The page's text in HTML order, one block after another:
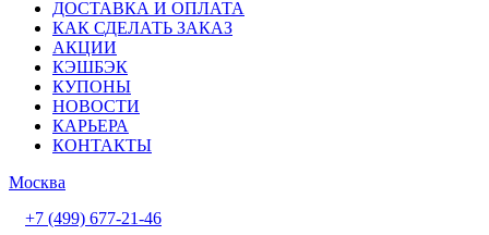
ДОСТАВКА И ОПЛАТА
КАК СДЕЛАТЬ ЗАКАЗ
АКЦИИ
КЭШБЭК
КУПОНЫ
НОВОСТИ
КАРЬЕРА
КОНТАКТЫ
Москва
+7 (499) 677-21-46